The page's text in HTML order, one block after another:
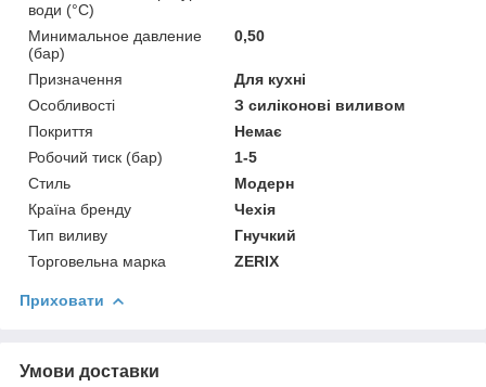
води (°C)
Минимальное давление
(бар)
0,50
Призначення
Для кухні
Особливості
З силіконові виливом
Покриття
Немає
Робочий тиск (бар)
1-5
Стиль
Модерн
Країна бренду
Чехія
Тип виливу
Гнучкий
Торговельна марка
ZERIX
Приховати
Умови доставки